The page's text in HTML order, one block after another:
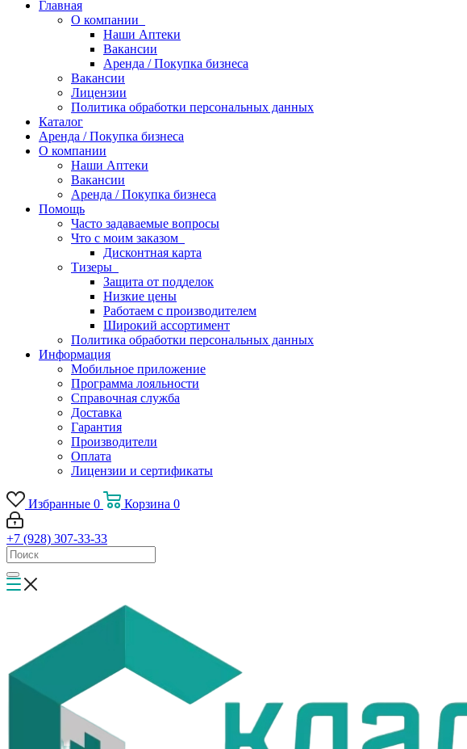
Главная
О компании
Наши Аптеки
Вакансии
Аренда / Покупка бизнеса
Вакансии
Лицензии
Политика обработки персональных данных
Каталог
Аренда / Покупка бизнеса
О компании
Наши Аптеки
Вакансии
Аренда / Покупка бизнеса
Помощь
Часто задаваемые вопросы
Что с моим заказом
Дисконтная карта
Тизеры
Защита от подделок
Низкие цены
Работаем с производителем
Широкий ассортимент
Политика обработки персональных данных
Информация
Мобильное приложение
Программа лояльности
Справочная служба
Доставка
Гарантия
Производители
Оплата
Лицензии и сертификаты
Избранные 0 Корзина 0
+7 (928) 307-33-33